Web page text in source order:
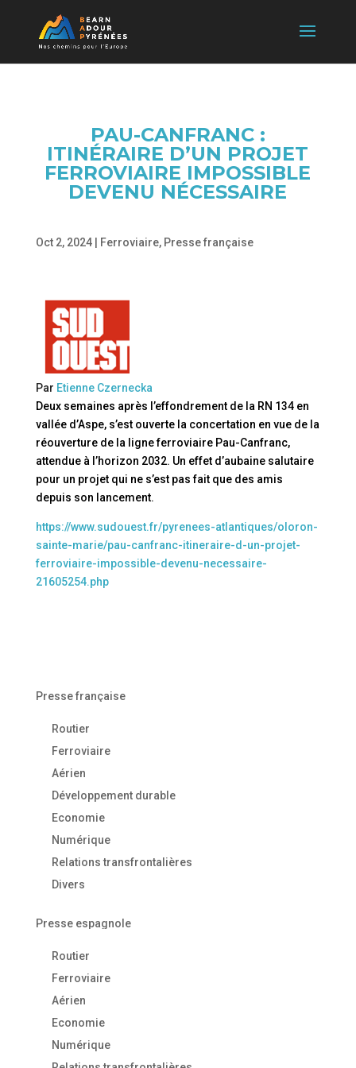
PAU-CANFRANC :
ITINÉRAIRE D’UN PROJET
FERROVIAIRE IMPOSSIBLE
DEVENU NÉCESSAIRE
Oct 2, 2024| Ferroviaire, Presse française
Par Etienne Czernecka
Deux semaines après l’effondrement de la RN 134 en
vallée d’Aspe, s’est ouverte la concertation en vue de la
réouverture de la ligne ferroviaire Pau-Canfranc,
attendue à l’horizon 2032. Un effet d’aubaine salutaire
pour un projet qui ne s’est pas fait que des amis
depuis son lancement.
https://www.sudouest.fr/pyrenees-atlantiques/oloron-
sainte-marie/pau-canfranc-itineraire-d-un-projet-
ferroviaire-impossible-devenu-necessaire-
21605254.php
Presse française
Routier
Ferroviaire
Aérien
Développement durable
Economie
Numérique
Relations transfrontalières
Divers
Presse espagnole
Routier
Ferroviaire
Aérien
Economie
Numérique